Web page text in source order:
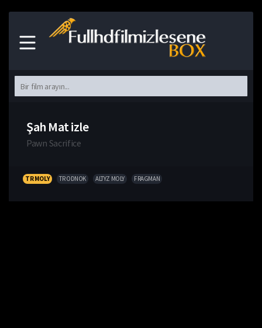
Şah Mat izle
Pawn Sacrifice
TR MOLY TR ODNOK ALTYZ MOLY FRAGMAN